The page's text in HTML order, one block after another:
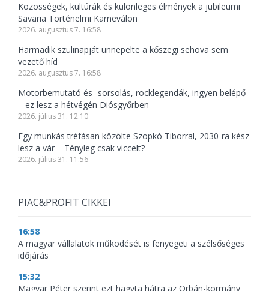
Közösségek, kultúrák és különleges élmények a jubileumi
Savaria Történelmi Karneválon
2026. augusztus 7. 16:58
Harmadik szülinapját ünnepelte a kőszegi sehova sem
vezető híd
2026. augusztus 7. 16:58
Motorbemutató és -sorsolás, rocklegendák, ingyen belépő
– ez lesz a hétvégén Diósgyőrben
2026. július 31. 12:10
Egy munkás tréfásan közölte Szopkó Tiborral, 2030-ra kész
lesz a vár – Tényleg csak viccelt?
2026. július 31. 11:56
PIAC&PROFIT CIKKEI
16:58
A magyar vállalatok működését is fenyegeti a szélsőséges
időjárás
15:32
Magyar Péter szerint ezt hagyta hátra az Orbán-kormány